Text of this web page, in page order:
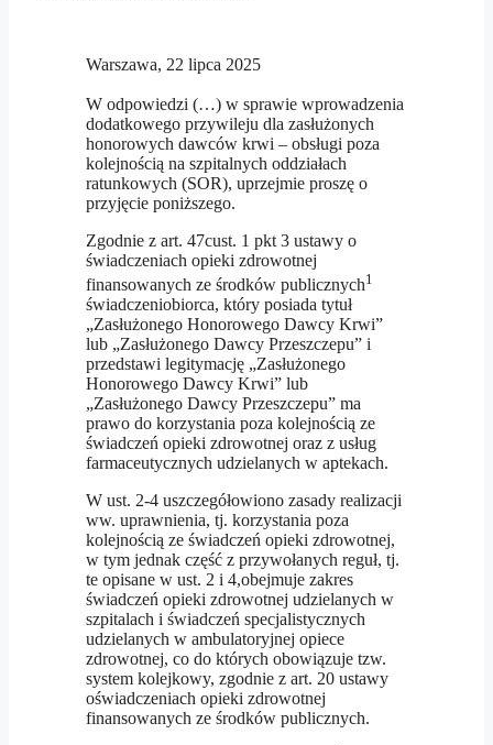
Warszawa, 22 lipca 2025
W odpowiedzi (…) w sprawie wprowadzenia
dodatkowego przywileju dla zasłużonych
honorowych dawców krwi – obsługi poza
kolejnością na szpitalnych oddziałach
ratunkowych (SOR), uprzejmie proszę o
przyjęcie poniższego.
Zgodnie z art. 47cust. 1 pkt 3 ustawy o
świadczeniach opieki zdrowotnej
finansowanych ze środków publicznych1
świadczeniobiorca, który posiada tytuł
„Zasłużonego Honorowego Dawcy Krwi”
lub „Zasłużonego Dawcy Przeszczepu” i
przedstawi legitymację „Zasłużonego
Honorowego Dawcy Krwi” lub
„Zasłużonego Dawcy Przeszczepu” ma
prawo do korzystania poza kolejnością ze
świadczeń opieki zdrowotnej oraz z usług
farmaceutycznych udzielanych w aptekach.
W ust. 2-4 uszczegółowiono zasady realizacji
ww. uprawnienia, tj. korzystania poza
kolejnością ze świadczeń opieki zdrowotnej,
w tym jednak część z przywołanych reguł, tj.
te opisane w ust. 2 i 4,obejmuje zakres
świadczeń opieki zdrowotnej udzielanych w
szpitalach i świadczeń specjalistycznych
udzielanych w ambulatoryjnej opiece
zdrowotnej, co do których obowiązuje tzw.
system kolejkowy, zgodnie z art. 20 ustawy
oświadczeniach opieki zdrowotnej
finansowanych ze środków publicznych.